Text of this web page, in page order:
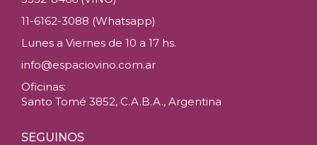
11-6162-3088 (Whatsapp)
Lunes a Viernes de 10 a 17 hs.
info@espaciovino.com.ar
Oficinas:
Santo Tomé 3852, C.A.B.A., Argentina
SEGUINOS